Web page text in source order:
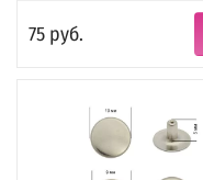
75 руб.